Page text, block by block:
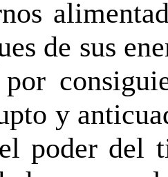
de sus
y
poder del